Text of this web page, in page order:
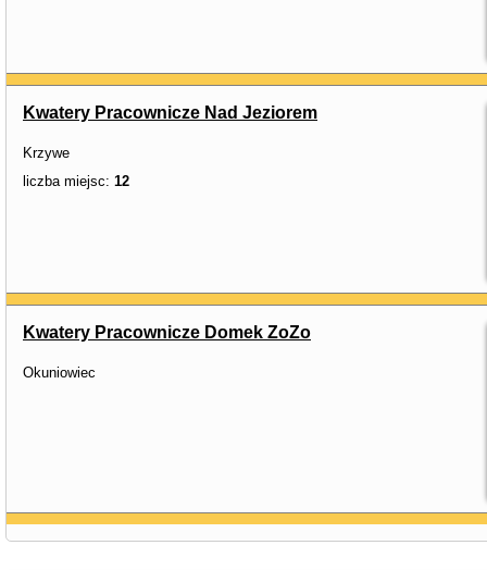
Kwatery Pracownicze Nad Jeziorem
Krzywe
liczba miejsc: 12
Kwatery Pracownicze Domek ZoZo
Okuniowiec